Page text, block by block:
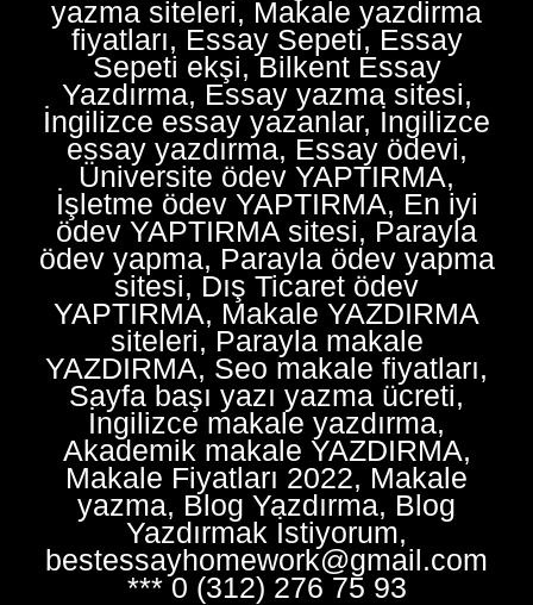
yazma siteleri, Makale yazdirma
fiyatları, Essay Sepeti, Essay
Sepeti ekşi, Bilkent Essay
Yazdırma, Essay yazma sitesi,
İngilizce essay yazanlar, İngilizce
essay yazdırma, Essay ödevi,
Üniversite ödev YAPTIRMA,
İşletme ödev YAPTIRMA, En iyi
ödev YAPTIRMA sitesi, Parayla
ödev yapma, Parayla ödev yapma
sitesi, Dış Ticaret ödev
YAPTIRMA, Makale YAZDIRMA
siteleri, Parayla makale
YAZDIRMA, Seo makale fiyatları,
Sayfa başı yazı yazma ücreti,
İngilizce makale yazdırma,
Akademik makale YAZDIRMA,
Makale Fiyatları 2022, Makale
yazma, Blog Yazdırma, Blog
Yazdırmak İstiyorum,
bestessayhomework@gmail.com
*** 0 (312) 276 75 93